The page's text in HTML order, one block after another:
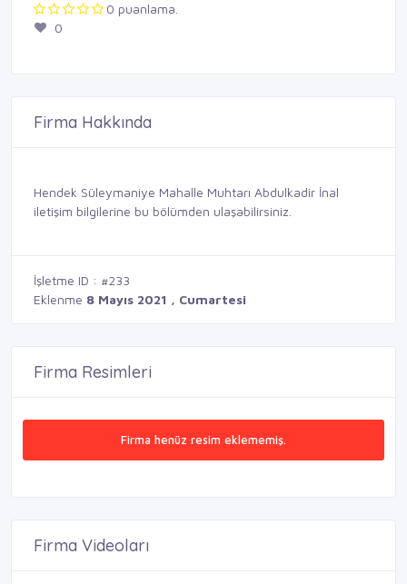
0 puanlama.
0
Firma Hakkında
Hendek Süleymaniye Mahalle Muhtarı Abdulkadir İnal
iletişim bilgilerine bu bölümden ulaşabilirsiniz.
İşletme ID : #233
Eklenme 8 Mayıs 2021 , Cumartesi
Firma Resimleri
Firma henüz resim eklememiş.
Firma Videoları